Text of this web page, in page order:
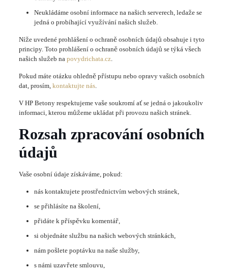
Neukládáme osobní informace na našich serverech, ledaže se
jedná o probíhající využívání našich služeb.
Níže uvedené prohlášení o ochraně osobních údajů obsahuje i tyto
principy. Toto prohlášení o ochraně osobních údajů se týká všech
našich služeb na povydrichata.cz.
Pokud máte otázku ohledně přístupu nebo opravy vašich osobních
dat, prosím, kontaktujte nás.
V HP Betony respektujeme vaše soukromí ať se jedná o jakoukoliv
informaci, kterou můžeme ukládat při provozu našich stránek.
Rozsah zpracování osobních
údajů
Vaše osobní údaje získáváme, pokud:
nás kontaktujete prostřednictvím webových stránek,
se přihlásíte na školení,
přidáte k příspěvku komentář,
si objednáte službu na našich webových stránkách,
nám pošlete poptávku na naše služby,
s námi uzavřete smlouvu,